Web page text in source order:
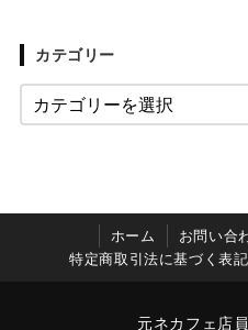
カテゴリー
ホーム お問い合
特定商取引法に基づく表記
元ネカフェ店